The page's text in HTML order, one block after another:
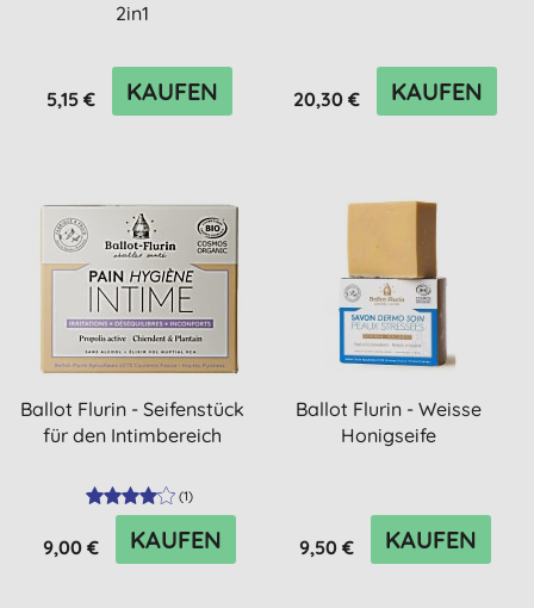
2in1
5,15 € KAUFEN 20,30 € KAUFEN
Ballot Flurin - Seifenstück
für den Intimbereich
(1)
9,00 € KAUFEN
Ballot Flurin - Weisse
Honigseife
9,50 € KAUFEN